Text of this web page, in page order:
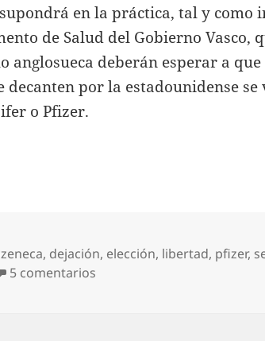
en la práctica, tal y como
de Salud del Gobierno Vasco,
anglosueca deberán esperar a que
decanten por la estadounidense
o Pfizer.
, dejación, elección, libertad, pfizer,
5 comentarios